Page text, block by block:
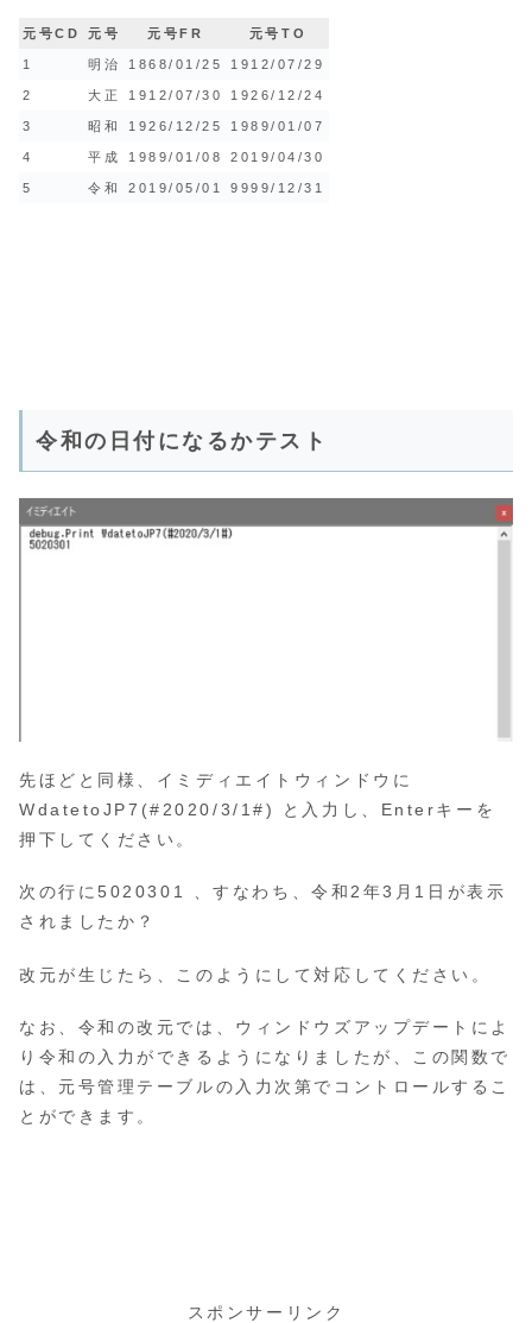
元号CD 元号 元号FR 元号TO
1 明治 1868/01/25 1912/07/29
2 大正 1912/07/30 1926/12/24
3 昭和 1926/12/25 1989/01/07
4 平成 1989/01/08 2019/04/30
5 令和 2019/05/01 9999/12/31
令和の日付になるかテスト
先ほどと同様、イミディエイトウィンドウに
WdatetoJP7(#2020/3/1#) と入力し、Enterキーを
押下してください。
次の行に5020301 、すなわち、令和2年3月1日が表示
されましたか？
改元が生じたら、このようにして対応してください。
なお、令和の改元では、ウィンドウズアップデートによ
り令和の入力ができるようになりましたが、この関数で
は、元号管理テーブルの入力次第でコントロールするこ
とができます。
スポンサーリンク